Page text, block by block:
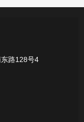
系列
系列
路128号4